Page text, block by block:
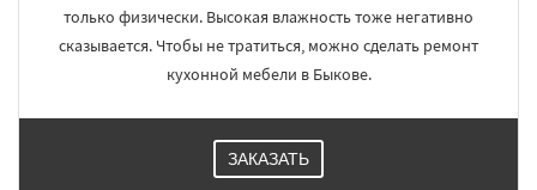
только физически. Высокая влажность тоже негативно
сказывается. Чтобы не тратиться, можно сделать ремонт
кухонной мебели в Быкове.
ЗАКАЗАТЬ